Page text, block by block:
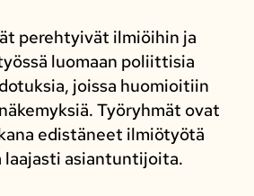
perehtyivät ilmiöihin ja
luomaan poliittisia
joissa huomioitiin
Työryhmät ovat
edistäneet ilmiötyötä
laajasti asiantuntijoita.